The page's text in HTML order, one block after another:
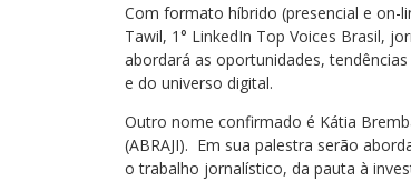
Com formato híbrido (presencial e on-
Tawil, 1° LinkedIn Top Voices Brasil,
abordará as oportunidades,
e do universo digital.
Outro nome confirmado é Kátia
(ABRAJI). Em sua palestra serão
o trabalho jornalístico, da pauta à